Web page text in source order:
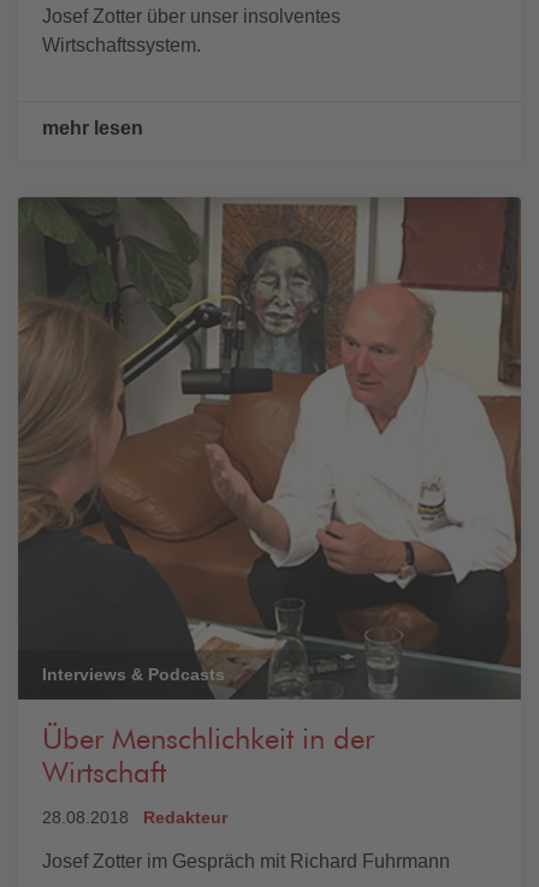
Josef Zotter über unser insolventes
Wirtschaftssystem.
mehr lesen
Interviews & Podcasts
Über Menschlichkeit in der
Wirtschaft
28.08.2018 Redakteur
Josef Zotter im Gespräch mit Richard Fuhrmann